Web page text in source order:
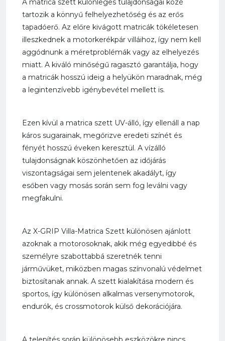
A matrica szett különleges tulajdonságai közé
tartozik a könnyű felhelyezhetőség és az erős
tapadóerő. Az előre kivágott matricák tökéletesen
illeszkednek a motorkerékpár villáihoz, így nem kell
aggódnunk a méretproblémák vagy az elhelyezés
miatt. A kiváló minőségű ragasztó garantálja, hogy
a matricák hosszú ideig a helyükön maradnak, még
a legintenzívebb igénybevétel mellett is.
Ezen kívül a matrica szett UV-álló, így ellenáll a nap
káros sugarainak, megőrizve eredeti színét és
fényét hosszú éveken keresztül. A vízálló
tulajdonságnak köszönhetően az időjárás
viszontagságai sem jelentenek akadályt, így
esőben vagy mosás során sem fog leválni vagy
megfakulni.
Az X-GRIP Villa-Matrica Szett különösen ajánlott
azoknak a motorosoknak, akik még egyedibbé és
személyre szabottabbá szeretnék tenni
járművüket, miközben magas színvonalú védelmet
biztosítanak annak. A szett kialakítása modern és
sportos, így különösen alkalmas versenymotorok,
endurók, és crossmotorok külső dekorációjára.